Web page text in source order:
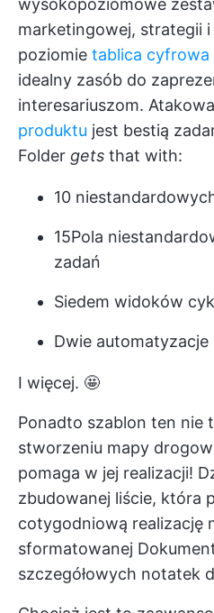
marketingowej, strategii
poziomie tablica cyfrowa
idealny zasób do
interesariuszom.
produktu jest bestią
Folder gets that with:
10
15Pola
zadań
Siedem widoków
Dwie automatyzacje
I więcej. 🤩
Ponadto szablon ten nie
stworzeniu mapy
pomaga w jej realizacji!
zbudowanej liście, która
cotygodniową realizację
sformatowanej
szczegółowych notatek